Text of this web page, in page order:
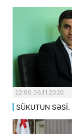
22:00 06.11.2020
SÜKUTUN SƏSİ.